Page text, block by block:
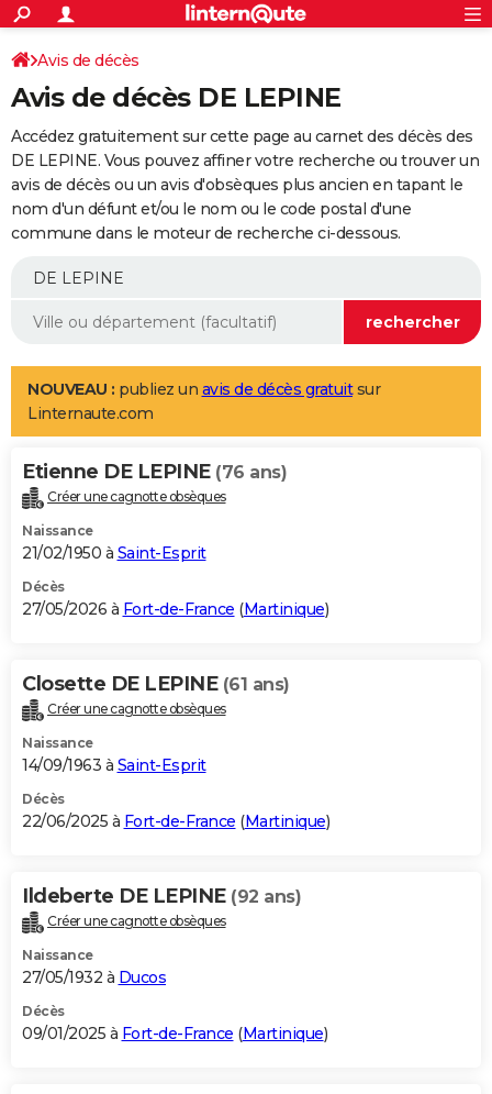
ACTUALITÉS
Politique
Société
Faits Divers
Education
Monde
Villes
+
SPORT
Coupe du monde 2026
Football
Tennis
Cyclisme
Rugby
Forum
Programme TV
TNT
Streaming
Cinéma
Sorties cinéma
Musique
+
FINANCE
Retraite
Epargne
Immobilier
Risques naturels par ville
Banque
Assurance
AUTO
Essais
Réserver un essai
Citadines
Berlines
SUV
Forum auto
+
Mobiles
Meilleur smartphone
Internet
Ordinateurs
Jeux vidéo
Guide high-tech
Aménagement intérieur
LIFESTYLE
Art de vivre
Bien-être
Loisirs
Mode
Modes de vie
Alimentation
Guide de la santé
Maladies
Médicaments
Sommeil
VOYAGE
Destinations
City break
Voyage nature
Voyage de noces
Forum
Climat
+PHOTO
GUIDES D'ACHAT
BONS PLANS
Carte de Noël
Carte Bonne année
Carte Saint-Valentin
Carte Pâques
Carte d'anniversaire
DICTIONNAIRE
Dictionnaire
Biographies
Citations
Expressions
Proverbes
PROGRAMME TV
S'inscrire
Se connecter
Lycées
Collèges
Primaires
Universités
Entreprises
Service militaire
Avis de recherche
AVIS DE DÉCÈS
Bricolage
Lifestyle
Culture
Sport
Auto
Television
Voyage
Cinema
Avis de décès
Avis de décès DE LEPINE
Accédez gratuitement sur cette page au carnet des décès des
DE LEPINE. Vous pouvez affiner votre recherche ou trouver un
avis de décès ou un avis d'obsèques plus ancien en tapant le
nom d'un défunt et/ou le nom ou le code postal d'une
commune dans le moteur de recherche ci-dessous.
NOUVEAU : publiez un avis de décès gratuitsur
Linternaute.com
Etienne DE LEPINE (76 ans)
Créer une cagnotte obsèques
Naissance
21/02/1950 à Saint-Esprit
Décès
27/05/2026 à Fort-de-France (Martinique)
Closette DE LEPINE (61 ans)
Créer une cagnotte obsèques
Naissance
14/09/1963 à Saint-Esprit
Décès
22/06/2025 à Fort-de-France (Martinique)
Ildeberte DE LEPINE (92 ans)
Créer une cagnotte obsèques
Naissance
27/05/1932 à Ducos
Décès
09/01/2025 à Fort-de-France (Martinique)